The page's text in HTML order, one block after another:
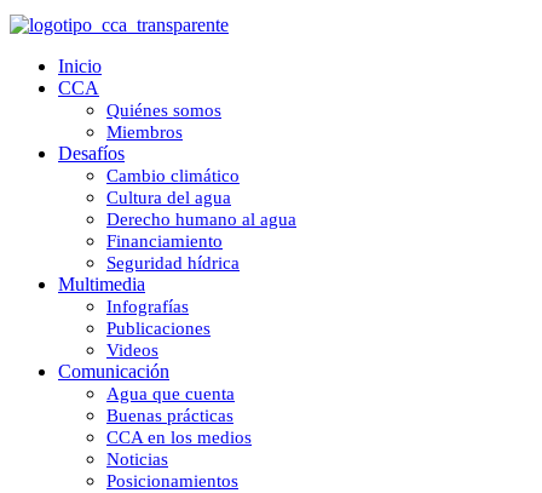
Inicio
CCA
Quiénes somos
Miembros
Desafíos
Cambio climático
Cultura del agua
Derecho humano al agua
Financiamiento
Seguridad hídrica
Multimedia
Infografías
Publicaciones
Videos
Comunicación
Agua que cuenta
Buenas prácticas
CCA en los medios
Noticias
Posicionamientos